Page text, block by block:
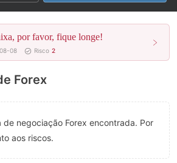
por favor, fique longe!
08 Risco 2
Forex
de negociação Forex encontrada. Por
aos riscos.